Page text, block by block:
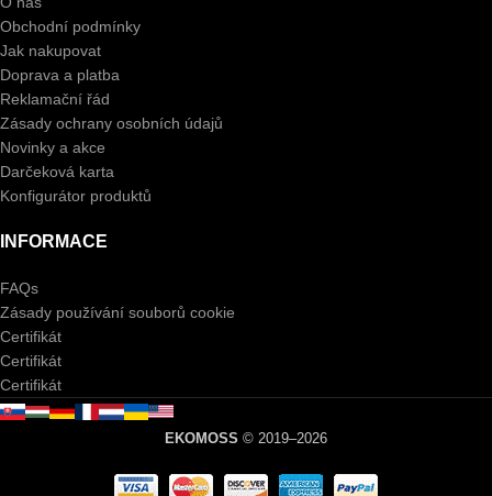
Obchodní podmínky
Jak nakupovat
Doprava a platba
Reklamační řád
Zásady ochrany osobních údajů
Novinky a akce
Darčeková karta
Konfigurátor produktů
INFORMACE
FAQs
Zásady používání souborů cookie
Certifikát
Certifikát
Certifikát
EKOMOSS © 2019–2026